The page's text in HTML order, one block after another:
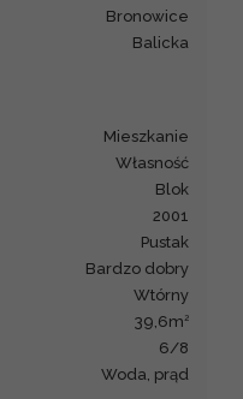
Bronowice
Balicka
mieszkanie
Własność
blok
2001
pustak
bardzo dobry
Wtórny
39,6m 2
6/8
woda, prąd